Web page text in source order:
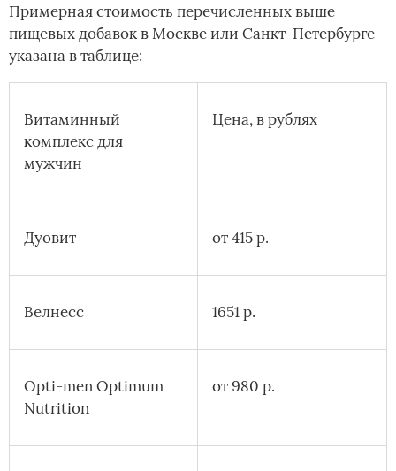
Примерная стоимость перечисленных выше
пищевых добавок в Москве или Санкт-Петербурге
указана в таблице:
Витаминный
комплекс для
мужчин
Цена, в рублях
Дуовит от 415 р.
Велнесс 1651 р.
Opti-men Optimum
Nutrition
от 980 р.